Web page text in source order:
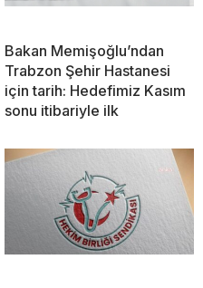
Bakan Memişoğlu’ndan
Trabzon Şehir Hastanesi
için tarih: Hedefimiz Kasım
sonu itibariyle ilk